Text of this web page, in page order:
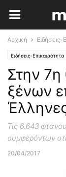
Αρχική Ειδήσεις-
Ειδήσεις-Επικαιρότητα
Στην
ξένων
Τις 6.643
συμφερόντων
20/04/2017